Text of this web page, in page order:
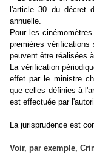
l'article 30 du décret
annuelle.
Pour les
premières
peuvent être réalisées
La vérification
effet par le ministre
que celles définies à
est effectuée par
La jurisprudence est
Voir, par exemple,